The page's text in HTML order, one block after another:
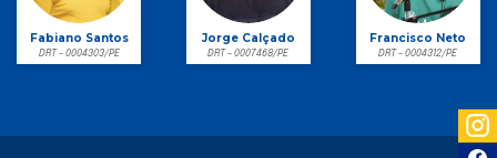
Fabiano Santos
DRT - 0004303/PE
Jorge Calçado
DRT - 0007468/PE
Francisco Neto
DRT - 0004312/PE